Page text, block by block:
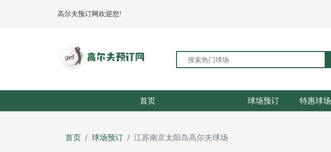
高尔夫预订网欢迎您!
首页 球场预订 特惠球场
首页 球场预订 江苏南京太阳岛高尔夫球场